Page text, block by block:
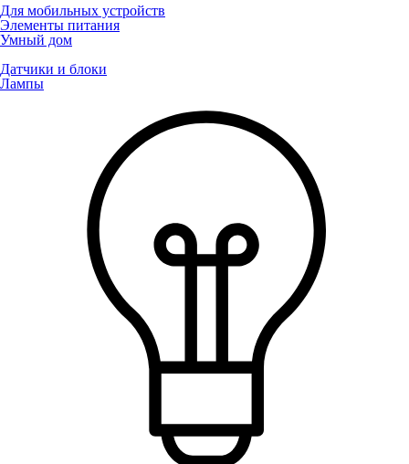
Для мобильных устройств
Элементы питания
Умный дом
Датчики и блоки
Лампы